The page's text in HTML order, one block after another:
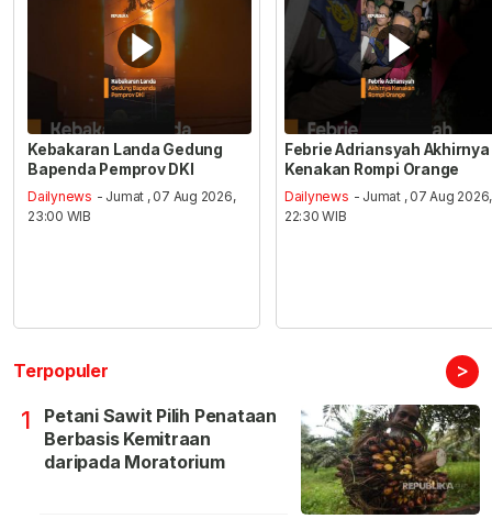
Kebakaran Landa Gedung
Bapenda Pemprov DKI
Dailynews - Jumat , 07 Aug 2026,
23:00 WIB
Febrie Adriansyah Akhirnya
Kenakan Rompi Orange
Dailynews - Jumat , 07 Aug 2026,
22:30 WIB
Terpopuler >
1
Petani Sawit Pilih Penataan
Berbasis Kemitraan
daripada Moratorium